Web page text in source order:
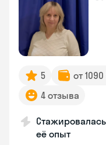
5 от
4 отзыва
её опыт